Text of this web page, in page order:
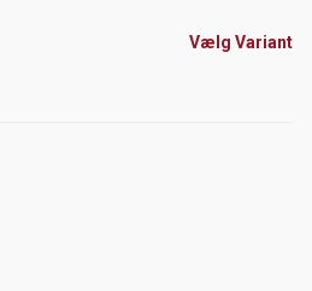
Vælg Variant